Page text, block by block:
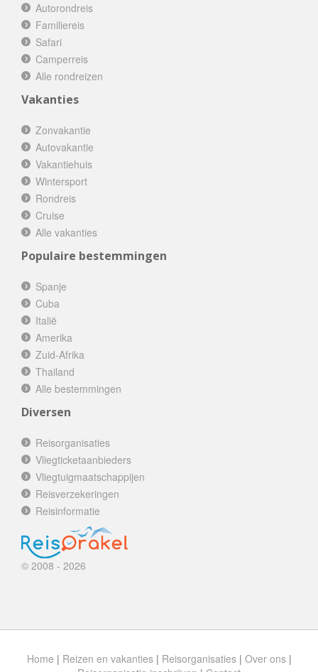
Autorondreis
Familiereis
Safari
Camperreis
Alle rondreizen
Vakanties
Zonvakantie
Autovakantie
Vakantiehuis
Wintersport
Rondreis
Cruise
Alle vakanties
Populaire bestemmingen
Spanje
Cuba
Italië
Amerika
Zuid-Afrika
Thailand
Alle bestemmingen
Diversen
Reisorganisaties
Vliegticketaanbieders
Vliegtuigmaatschappijen
Reisverzekeringen
Reisinformatie
© 2008 - 2026
Home | Reizen en vakanties| Reisorganisaties| Over ons|